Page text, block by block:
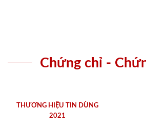
Chứng chỉ -
THƯƠNG HIỆU TIN DÙNG
2021